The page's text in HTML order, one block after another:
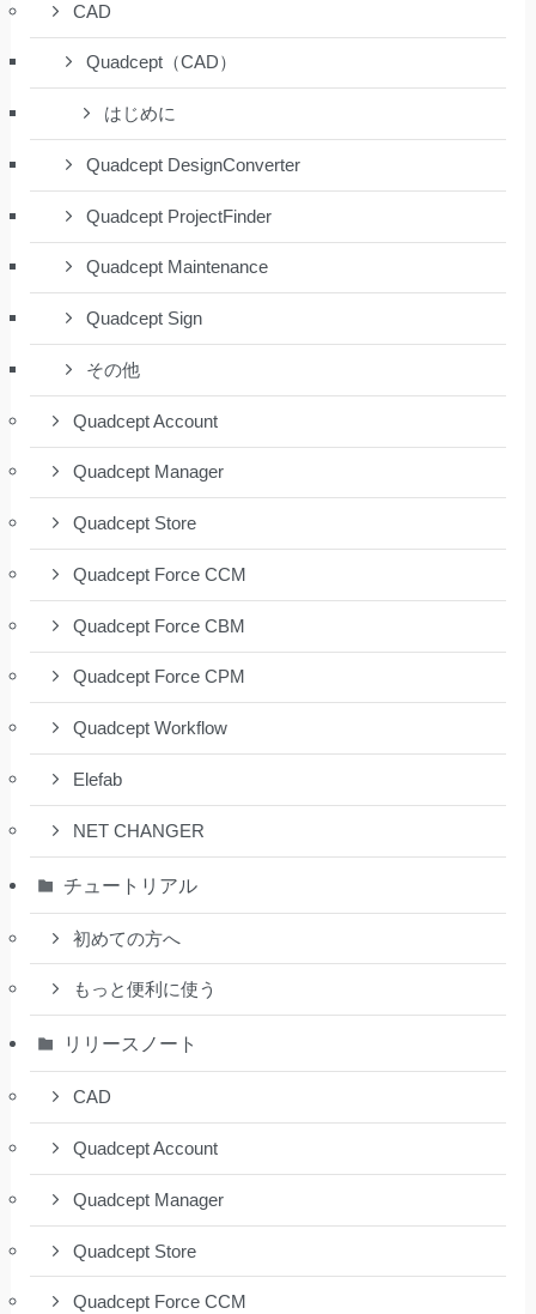
CAD
Quadcept（CAD）
はじめに
Quadcept DesignConverter
Quadcept ProjectFinder
Quadcept Maintenance
Quadcept Sign
その他
Quadcept Account
Quadcept Manager
Quadcept Store
Quadcept Force CCM
Quadcept Force CBM
Quadcept Force CPM
Quadcept Workflow
Elefab
NET CHANGER
チュートリアル
初めての方へ
もっと便利に使う
リリースノート
CAD
Quadcept Account
Quadcept Manager
Quadcept Store
Quadcept Force CCM